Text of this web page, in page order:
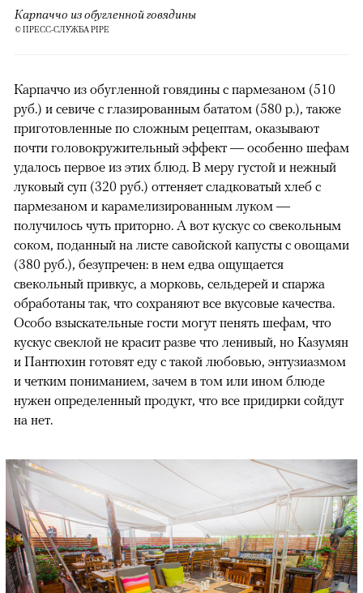
Карпаччо из обугленной говядины
© ПРЕСС-СЛУЖБА PIPE
Карпаччо из обугленной говядины с пармезаном (510
руб.) и севиче с глазированным бататом (580 р.), также
приготовленные по сложным рецептам, оказывают
почти головокружительный эффект — особенно шефам
удалось первое из этих блюд. В меру густой и нежный
луковый суп (320 руб.) оттеняет сладковатый хлеб с
пармезаном и карамелизированным луком —
получилось чуть приторно. А вот кускус со свекольным
соком, поданный на листе савойской капусты с овощами
(380 руб.), безупречен: в нем едва ощущается
свекольный привкус, а морковь, сельдерей и спаржа
обработаны так, что сохраняют все вкусовые качества.
Особо взыскательные гости могут пенять шефам, что
кускус свеклой не красит разве что ленивый, но Казумян
и Пантюхин готовят еду с такой любовью, энтузиазмом
и четким пониманием, зачем в том или ином блюде
нужен определенный продукт, что все придирки сойдут
на нет.